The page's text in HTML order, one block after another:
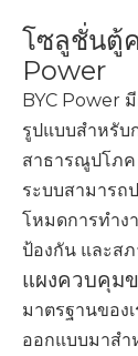
โซลูชั่นตู้
Power
BYC Power
รูปแบบสำหรับ
สาธารณูปโภค
ระบบสามารถ
โหมดการทำง
ป้องกัน และส
แผงควบคุม
มาตรฐานของเ
ออกแบบมาสำ